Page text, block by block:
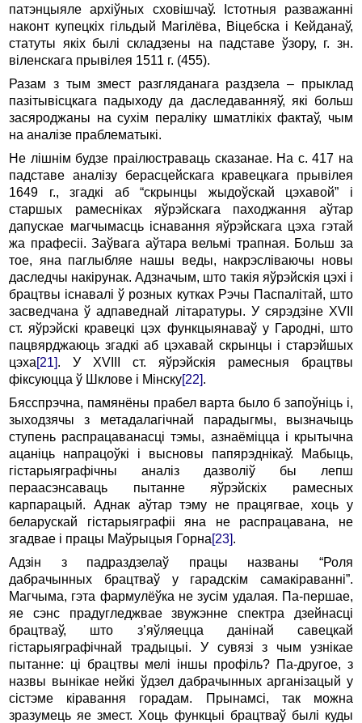
патэнцыяле архіўных сховішчаў. Істотныя разважанні
наконт купецкіх гільдый Магілёва, Віцебска і Кейданаў,
статуты якіх былі складзены на падставе ўзору, г. зн.
віленскага прывілея 1511 г. (455).
Разам з тым змест разгляданага раздзела – прыклад
пазітывісцкага падыходу да даследаванняў, які больш
засяроджаны на сухім пераліку шматлікіх фактаў, чым
на аналізе праблематыкі.
Не лішнім будзе праілюстраваць сказанае. На с. 417 на
падставе аналізу берасцейскага кравецкага прывілея
1649 г., згадкі аб “скрынцы жыдоўскай цэхавой” і
старшых рамесніках яўрэйскага паходжання аўтар
дапускае магчымасць існавання яўрэйскага цэха гэтай
жа прафесіі. Заўвага аўтара вельмі трапная. Больш за
тое, яна паглыбляе нашы веды, накрэсліваючы новы
даследчы накірунак. Адзначым, што такія яўрэйскія цэхі і
брацтвы існавалі ў розных кутках Рэчы Паспалітай, што
засведчана ў адпаведнай літаратуры. У сярэдзіне XVII
ст. яўрэйскі кравецкі цэх функцыянаваў у Гародні, што
пацвярджаюць згадкі аб цэхавай скрынцы і старэйшых
цэха[21]. У XVIII ст. яўрэйскія рамесныя брацтвы
фіксуюцца ў Шклове і Мінску[22].
Бясспрэчна, памянёны прабел варта было б запоўніць і,
зыходзячы з метадалагічнай парадыгмы, вызначыць
ступень распрацаванасці тэмы, азнаёміцца і крытычна
ацаніць напрацоўкі і высновы папярэднікаў. Мабыць,
гістарыяграфічны аналіз дазволіў бы лепш
пераасэнсаваць пытанне яўрэйскіх рамесных
карпарацый. Аднак аўтар тэму не працягвае, хоць у
беларускай гістарыяграфіі яна не распрацавана, не
згадвае і працы Маўрыцыя Горна[23].
Адзін з падраздзелаў працы названы “Роля
дабрачынных брацтваў у гарадскім самакіраванні”.
Магчыма, гэта фармулёўка не зусім удалая. Па-першае,
яе сэнс прадугледжвае звужэнне спектра дзейнасці
брацтваў, што з’яўляецца данінай савецкай
гістарыяграфічнай традыцыі. У сувязі з чым узнікае
пытанне: ці брацтвы мелі іншы профіль? Па-другое, з
назвы вынікае нейкі ўдзел дабрачынных арганізацый у
сістэме кіравання горадам. Прынамсі, так можна
зразумець яе змест. Хоць функцыі брацтваў былі куды